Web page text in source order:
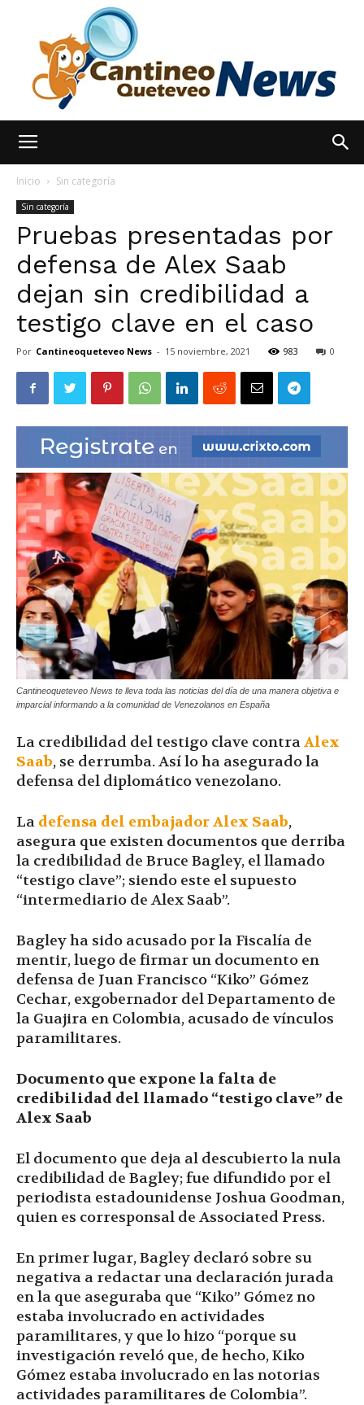
Noticias
hoy
|
Ultima
Hora
Inicio Sin categoría
Sin categoría
Pruebas presentadas por
defensa de Alex Saab
dejan sin credibilidad a
testigo clave en el caso
Por Cantineoqueteveo News - 15 noviembre, 2021 983 0
Cantineoqueteveo News te lleva toda las noticias del día de una manera objetiva e
imparcial informando a la comunidad de Venezolanos en España
La credibilidad del testigo clave contraAlex
Saab, se derrumba. Así lo ha asegurado la
defensa del diplomático venezolano.
La defensa del embajador Alex Saab,
asegura que existen documentos que derriba
la credibilidad de Bruce Bagley, el llamado
“testigo clave”; siendo este el supuesto
“intermediario de Alex Saab”.
Bagley ha sido acusado por la Fiscalía de
mentir, luego de firmar un documento en
defensa de Juan Francisco “Kiko” Gómez
Cechar, exgobernador del Departamento de
la Guajira en Colombia, acusado de vínculos
paramilitares.
Documento que expone la falta de
credibilidad del llamado “testigo clave” de
Alex Saab
El documento que deja al descubierto la nula
credibilidad de Bagley; fue difundido por el
periodista estadounidense Joshua Goodman,
quien es corresponsal de Associated Press.
En primer lugar, Bagley declaró sobre su
negativa a redactar una declaración jurada
en la que aseguraba que “Kiko” Gómez no
estaba involucrado en actividades
paramilitares, y que lo hizo “porque su
investigación reveló que, de hecho, Kiko
Gómez estaba involucrado en las notorias
actividades paramilitares de Colombia”.